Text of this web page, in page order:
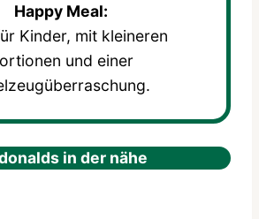
Happy Meal:
Kinder, mit kleineren
und einer
in der nähe